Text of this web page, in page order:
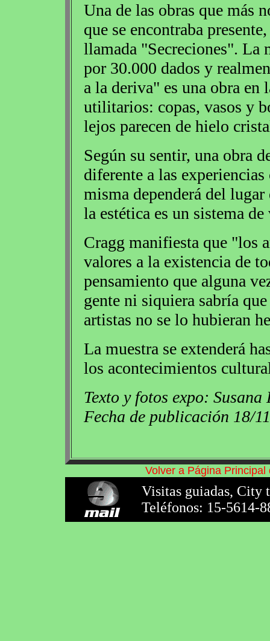
Una de las obras que más
que se encontraba
llamada "Secreciones". La
por 30.000 dados y
a la deriva" es una obra
utilitarios: copas, vasos y
lejos parecen de hielo
Según su sentir, una obra
diferente a las
misma dependerá del lugar
la estética es un sistema
Cragg manifiesta que "los
valores a la existencia de
pensamiento que alguna
gente ni siquiera sabría
artistas no se lo hubieran
La muestra se extenderá
los acontecimientos
Texto y fotos expo: Susana
Fecha de publicación 18/
Volver a Página
Visitas guiadas, City
Teléfonos: 15-5614-